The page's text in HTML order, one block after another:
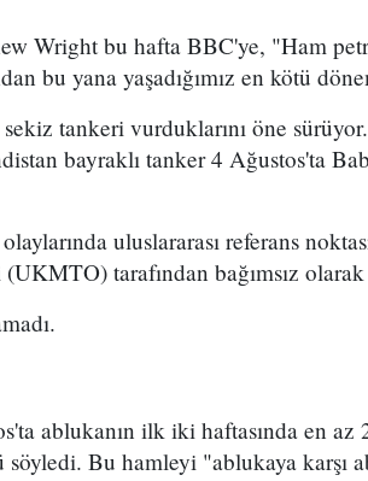
Wright bu hafta BBC'ye, "Ham
bu yana yaşadığımız en kötü
tankeri vurduklarını öne
bayraklı tanker 4 Ağustos'ta
uluslararası referans
tarafından bağımsız
ablukanın ilk iki haftasında en az
Bu hamleyi "ablukaya karşı